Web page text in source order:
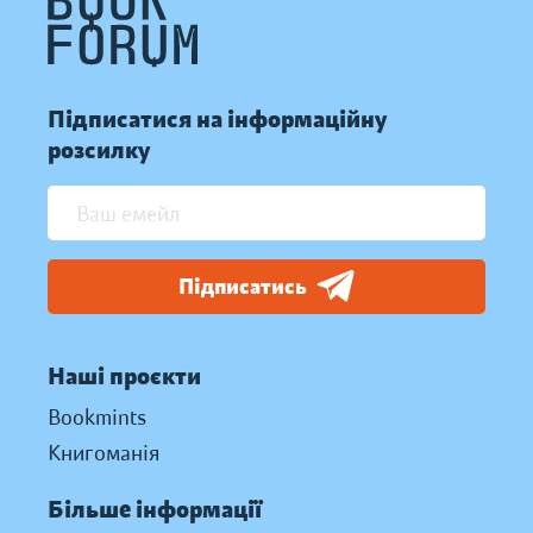
Підписатися на інформаційну
розсилку
Підписатись
Наші проєкти
Bookmints
Книгоманія
Більше інформації